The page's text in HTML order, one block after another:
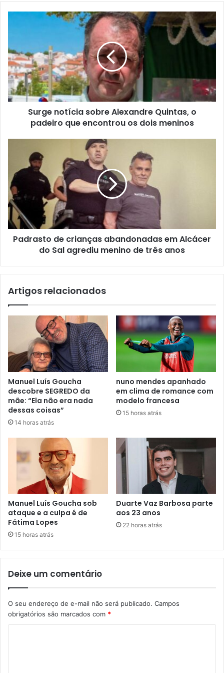
Surge notícia sobre Alexandre Quintas, o
padeiro que encontrou os dois meninos
Padrasto de crianças abandonadas em Alcácer
do Sal agrediu menino de três anos
Artigos relacionados
Manuel Luís Goucha
descobre SEGREDO da
mãe: “Ela não era nada
dessas coisas”
14 horas atrás
nuno mendes apanhado
em clima de romance com
modelo francesa
15 horas atrás
Manuel Luís Goucha sob
ataque e a culpa é de
Fátima Lopes
15 horas atrás
Duarte Vaz Barbosa parte
aos 23 anos
22 horas atrás
Deixe um comentário
O seu endereço de e-mail não será publicado. Campos
obrigatórios são marcados com *